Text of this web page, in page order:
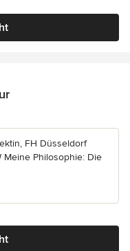
Sternen
FH Düsseldorf
Meine Philosophie: Die